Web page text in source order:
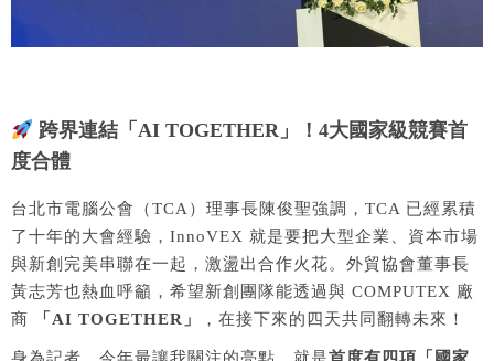
跨界連結「AI TOGETHER」！4大國家級競賽首
度合體
台北市電腦公會（TCA）理事長陳俊聖強調，TCA 已經累積
了十年的大會經驗，InnoVEX 就是要把大型企業、資本市場
與新創完美串聯在一起，激盪出合作火花。外貿協會董事長
黃志芳也熱血呼籲，希望新創團隊能透過與 COMPUTEX 廠
商
「AI TOGETHER」 ，在接下來的四天共同翻轉未來！